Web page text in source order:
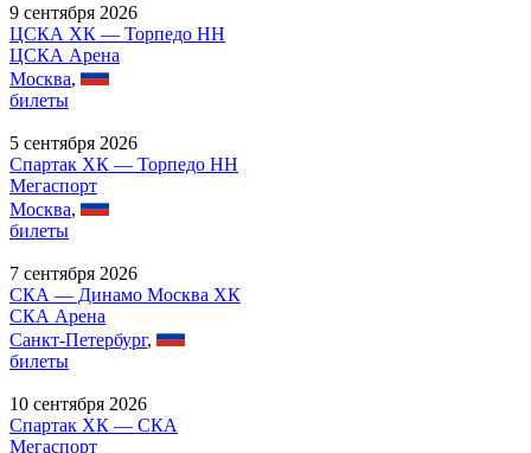
9 сентября 2026
ЦСКА ХК — Торпедо НН
ЦСКА Арена
Москва,
билеты
5 сентября 2026
Спартак ХК — Торпедо НН
Мегаспорт
Москва,
билеты
7 сентября 2026
СКА — Динамо Москва ХК
СКА Арена
Санкт-Петербург,
билеты
10 сентября 2026
Спартак ХК — СКА
Мегаспорт